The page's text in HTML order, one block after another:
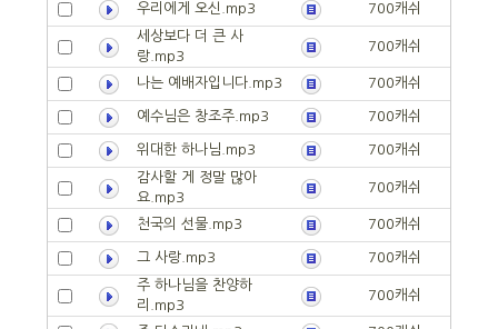
우리에게 오신.mp3
700캐쉬
세상보다 더 큰 사
랑.mp3
700캐쉬
나는 예배자입니다.mp3 700캐쉬
예수님은 창조주.mp3 700캐쉬
위대한 하나님.mp3
700캐쉬
감사할 게 정말 많아
요.mp3
700캐쉬
천국의 선물.mp3 700캐쉬
그 사랑.mp3
700캐쉬
주 하나님을 찬양하
리.mp3
700캐쉬